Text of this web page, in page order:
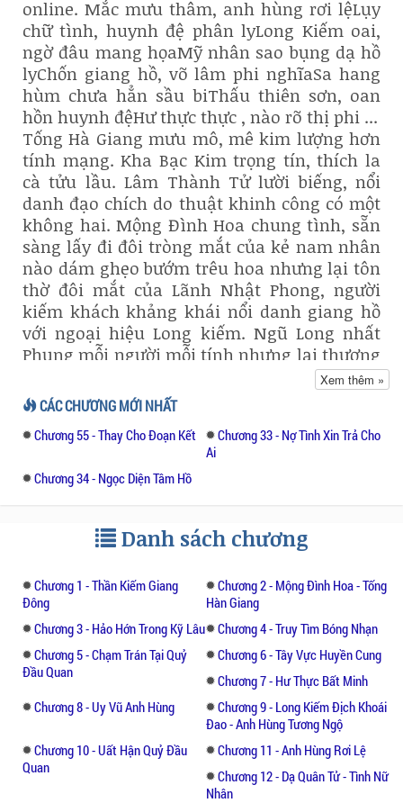
online. Mắc mưu thâm, anh hùng rơi lệLụy
chữ tình, huynh đệ phân lyLong Kiếm oai,
ngờ đâu mang họaMỹ nhân sao bụng dạ hồ
lyChốn giang hồ, võ lâm phi nghĩaSa hang
hùm chưa hẳn sầu biThấu thiên sơn, oan
hồn huynh đệHư thực thực , nào rõ thị phi ...
Tống Hà Giang mưu mô, mê kim lượng hơn
tính mạng. Kha Bạc Kim trọng tín, thích la
cà tửu lầu. Lâm Thành Tử lười biếng, nổi
danh đạo chích do thuật khinh công có một
không hai. Mộng Đình Hoa chung tình, sẵn
sàng lấy đi đôi tròng mắt của kẻ nam nhân
nào dám ghẹo bướm trêu hoa nhưng lại tôn
thờ đôi mắt của Lãnh Nhật Phong, người
kiếm khách khảng khái nổi danh giang hồ
với ngoại hiệu Long kiếm. Ngũ Long nhất
Phụng mỗi người mỗi tính nhưng lại thương
Vì muốn cứu người trong mộng, Long kiếm
đã cùng các huynh đệ đi đến miền Tây Vực,
xâm nhập Huyền Cung nhằm lấy Ngọc Tỷ về
lại Trung Nguyên theo như thỏa ước với các
nhân vật lãnh đạo của "Võ Lâm Vị Nghĩa".
nương và Kim đại hiệp đã để lại tại Quỷ Đầu
Quan, Tống Hà Giang cũng không khá hơn
lại không thể bảo vệ các huynh muội đã
phần nào vì mình mà đi vào cửa tử ...Máu
lại nhuộm đỏ võ lâm giang hồ ..
Xem thêm »
CÁC CHƯƠNG MỚI NHẤT
Chương 55 - Thay Cho Đoạn Kết
Chương 33 - Nợ Tình Xin Trả Cho
Ai
Chương 34 - Ngọc Diện Tâm Hồ
Danh sách chương
Chương 1 - Thần Kiếm Giang
Đông
Chương 2 - Mộng Đình Hoa - Tống
Hàn Giang
Chương 3 - Hảo Hớn Trong Kỹ Lâu
Chương 4 - Truy Tìm Bóng Nhạn
Chương 5 - Chạm Trán Tại Quỷ
Đầu Quan
Chương 6 - Tây Vực Huyền Cung
Chương 7 - Hư Thực Bất Minh
Chương 8 - Uy Vũ Anh Hùng
Chương 9 - Long Kiếm Địch Khoái
Đao - Anh Hùng Tương Ngộ
Chương 10 - Uất Hận Quỷ Đầu
Quan
Chương 11 - Anh Hùng Rơi Lệ
Chương 12 - Dạ Quân Tử - Tình Nữ
Nhân